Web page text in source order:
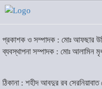
প্রকাশক ও সম্পাদক : মোঃ আফছার
ব্যবস্থাপনা সম্পাদক : মোঃ আলামিন
ঠিকানা : শহীদ আবদুর রব সেরনিয়াবাত